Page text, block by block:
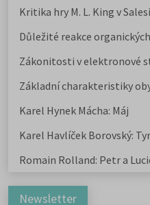
Kritika hry M. L. King v
Důležité reakce
Zákonitosti v elektronové
Základní charakteristiky
Karel Hynek Mácha: Máj
Karel Havlíček Borovský:
Romain Rolland: Petr a
Newsletter